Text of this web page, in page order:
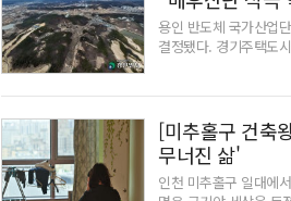
년 '최순실 게이트'로
에 빠졌다.고양 일대
변경안에 따라 2024
경기도지사와 김천수 (
협약'을 체결, 경기 서
타는 듯 보였다.그러나
급 등과 관련한 계약 방
난 3월부터 공사가 중
용인 반도체 국가산업
결정됐다. 경기주택도
체 클러스터… 경기주
부 1차관은 지난 4일
성되는 각 지역의 시장
했다.해당 회의에서 정
사업시행자 선정 결과
다. 15곳 중 11곳이 LH
[미추홀구 건축
무너진 삶'
인천 미추홀구 일대에